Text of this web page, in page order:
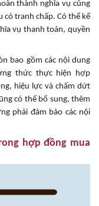
thành nghĩa vụ cũng
có tranh chấp. Có thể kể
vụ thanh toán, quyền
bao gồm các nội dung
thức thực hiện hợp
hiệu lực và chấm dứt
có thể bổ sung, thêm
phải đảm bảo các nội
hợp đồng mua